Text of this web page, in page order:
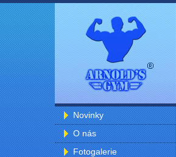
Novinky
O nás
Fotogalerie